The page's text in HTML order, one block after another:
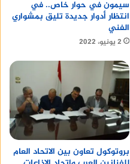
سيمون في حوار خاص.. في
انتظار أدوار جديدة تليق بمشواري
الفني
2 يونيو، 2022
بروتوكول تعاون بين الاتحاد العام